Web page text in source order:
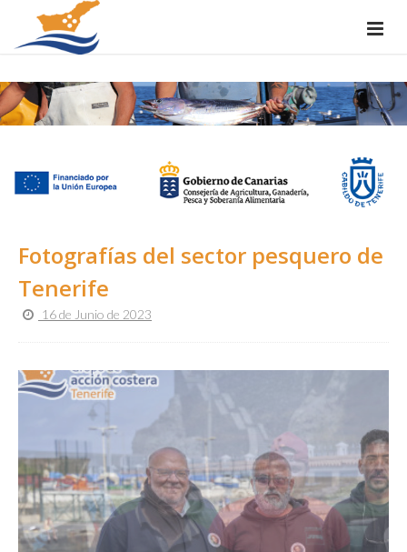
Fotografías del sector pesquero de
Tenerife
16 de Junio de 2023